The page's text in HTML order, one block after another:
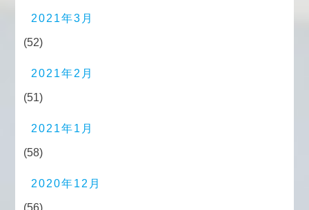
2021年3月
(52)
2021年2月
(51)
2021年1月
(58)
2020年12月
(56)